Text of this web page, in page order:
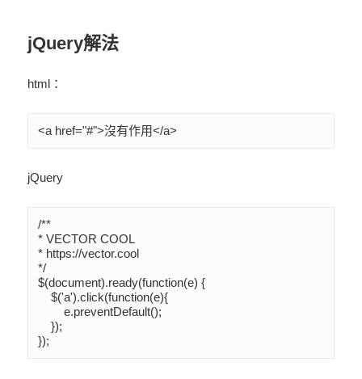
jQuery解法
html：
<a href="#">沒有作用</a>
jQuery
/**
* VECTOR COOL
* https://vector.cool
*/
$(document).ready(function(e) {
    $('a').click(function(e){
	e.preventDefault();
    });
});